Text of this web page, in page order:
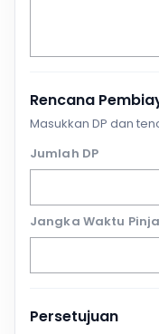
Rencana
Masukkan DP dan
Jumlah DP
Jangka Waktu
Persetujuan